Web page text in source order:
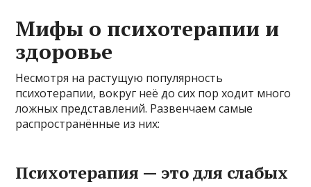
Мифы о психотерапии и
здоровье
Несмотря на растущую популярность
психотерапии, вокруг неё до сих пор ходит много
ложных представлений. Развенчаем самые
распространённые из них:
Психотерапия — это для слабых